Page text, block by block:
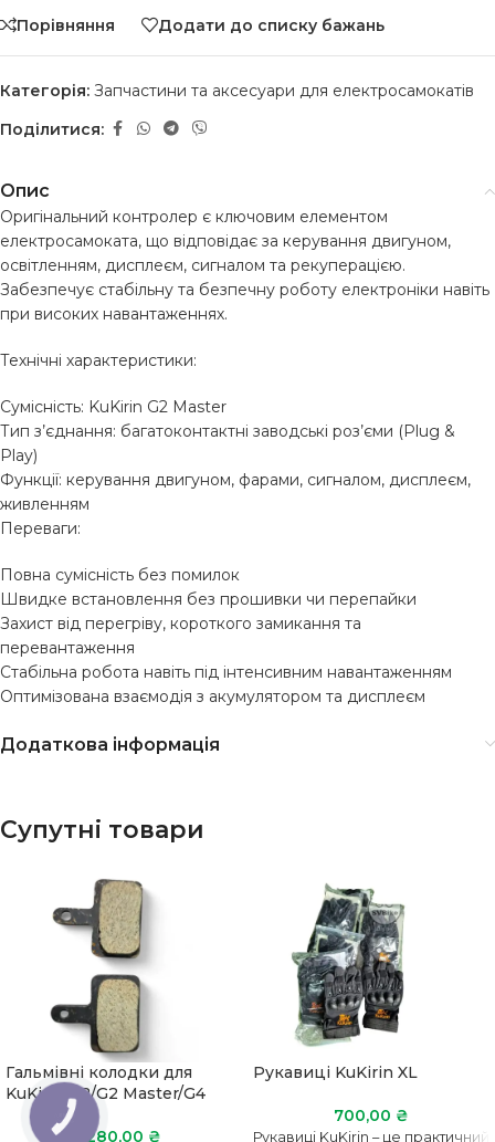
Порівняння Додати до списку бажань
Категорія: Запчастини та аксесуари для електросамокатів
Поділитися:
Опис
Оригінальний контролер є ключовим елементом
електросамоката, що відповідає за керування двигуном,
освітленням, дисплеєм, сигналом та рекуперацією.
Забезпечує стабільну та безпечну роботу електроніки навіть
при високих навантаженнях.
Технічні характеристики:
Сумісність: KuKirin G2 Master
Тип з’єднання: багатоконтактні заводські роз’єми (Plug &
Play)
Функції: керування двигуном, фарами, сигналом, дисплеєм,
живленням
Переваги:
Повна сумісність без помилок
Швидке встановлення без прошивки чи перепайки
Захист від перегріву, короткого замикання та
перевантаження
Стабільна робота навіть під інтенсивним навантаженням
Оптимізована взаємодія з акумулятором та дисплеєм
Додаткова інформація
Супутні товари
Гальмівні колодки для
KuKirin G2/G2 Master/G4
280,00 ₴
Рукавиці KuKirin XL
700,00 ₴
Рукавиці KuKirin – це практичний
КНОПКА
ЗВ'ЯЗКУ